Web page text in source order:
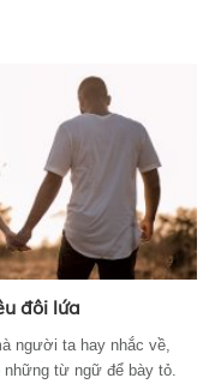
đôi lứa
người ta hay nhắc về,
từ ngữ để bày tỏ.